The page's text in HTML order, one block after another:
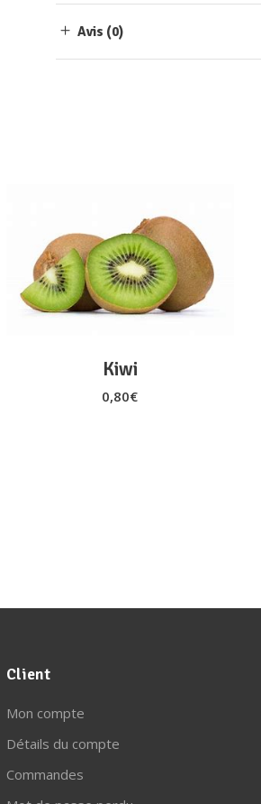
Avis (0)
AJOUTER AU PANIER
Kiwi
0,80€
Client
Mon compte
Détails du compte
Commandes